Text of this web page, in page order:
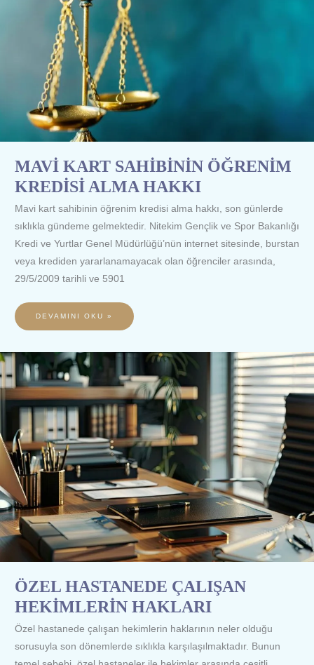
MAVİ KART SAHİBİNİN ÖĞRENİM
KREDİSİ ALMA HAKKI
Mavi kart sahibinin öğrenim kredisi alma hakkı, son günlerde
sıklıkla gündeme gelmektedir. Nitekim Gençlik ve Spor Bakanlığı
Kredi ve Yurtlar Genel Müdürlüğü’nün internet sitesinde, burstan
veya krediden yararlanamayacak olan öğrenciler arasında,
29/5/2009 tarihli ve 5901
DEVAMINI OKU »
ÖZEL HASTANEDE ÇALIŞAN
HEKİMLERİN HAKLARI
Özel hastanede çalışan hekimlerin haklarının neler olduğu
sorusuyla son dönemlerde sıklıkla karşılaşılmaktadır. Bunun
ÖZEL
HASTANEDE
ÇALIŞAN
HEKİMLERİN
HAKLARI